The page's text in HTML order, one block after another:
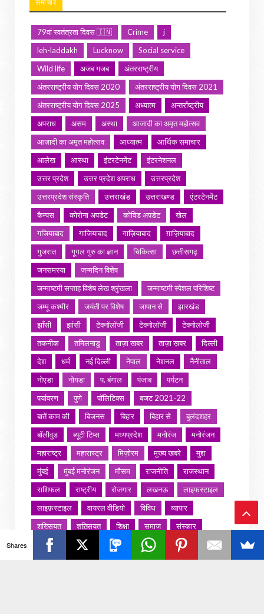
समाचार
79वां स्वतंत्रता दिवस 🇮🇳 Crime
j
leh-laddakh
Lucknow
Social service
Wild life
अजब गजब
अंतरराष्ट्रीय
अंतरराष्ट्रीय योग दिवस 2020
अंतरराष्ट्रीय योग दिवस 2021
अंतरराष्ट्रीय योग दिवस 2025
अध्यात्म
अन्तर्राष्ट्रीय
अपराध
असम अस्था
आजादी का अमृत महोत्सव
आज़ादी का अमृत महोत्सव
आध्यात्म
आर्थिक समाचार
आलेख
आस्था इंटरटेनमेंट
इंटरनेशनल
उत्तर प्रदेश
उत्तर प्रदेश अपराध
उत्तरप्रदेश
उत्तरप्रदेश संस्कृति
उत्तराखंड उत्तराखण्ड
एंटरटेनमेंट
कैम्पस
कोरोना अपडेट कोविड अपडेट
खेल
गजियाबाद
गाजियाबाद गाज़ियाबाद
ग़ाज़ियाबाद
गुजरात
गूगल गुरु का ज्ञान चिकित्सा
छत्तीसगढ़
जनसमस्या
जन्मदिन विशेष
जन्माष्टमी सप्ताह विशेष लेख श्रृंखला
जन्माष्टमी स्पेशल परिशिष्ट
जम्मू कश्मीर
जयंती पर विशेष जापान से
झारखंड
झाँसी
झांसी टेक्नॉलॉजी टेक्नोलॉजी
टेक्नोलोजी
तकनीक
तमिलनाडु ताज़ा खबर ताज़ा ख़बर
दिल्ली
देश
धर्म नई दिल्ली नेपाल नेशनल
नैनीताल
नोएडा
नोयडा प. बंगाल पंजाब
पर्यटन
पर्यावरण
पुणे पॉलिटिक्स
बजट 2021-22
बातें काम की
बिजनस बिहार बिहार से
बुलंदशहर
बॉलीवुड
ब्यूटी टिप्स मध्यप्रदेश मनोरंज
मनोरंजन
महाराष्ट्र
महारास्ट्र मिज़ोरम मुख्य खबरे
मुद्दा
मुंबई
मुंबई मनोरंजन मौसम राजनीति
राजस्थान
राशिफल
राष्ट्रीय रोजगार लखनऊ
लाइफस्टाइल
लाइफ़स्टाइल
वायरल वीडियो विविध
व्यापार
शख्सियत
शख़्सियत शिक्षा समाज
संस्कार
संस्कृति
साहित्य सरोवर सिटी इवेंट
स्पोर्ट्स
स्वस्थ्य
स्वास्थ स्वास्थ्य हरयाणा
हरियाणा
Ba
ck
Shares